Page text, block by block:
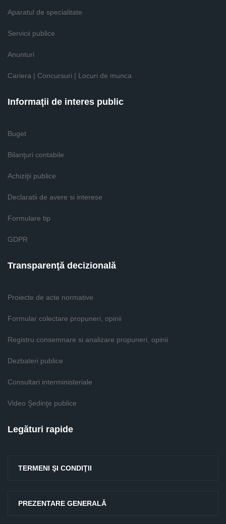
Aparatul de specialitate
Servicii publice
Anunturi
Cariera | Concursuri | Locuri de munca
Informaţii de interes public
Buget
Bilanţuri contabile
Achiziţii publice
Declaratii de avere si interese
Formulare tip
GDPR
Transparenţă decizională
Proiecte de acte normative
Formular colectare propuneri, opinii
Registru consemnare si analizare propuneri, opinii
Dezbateri publice
Consultari interministeriale
Video Şedinţe publice
Legături rapide
TERMENI ŞI CONDIŢII
PREZENTARE GENERALĂ